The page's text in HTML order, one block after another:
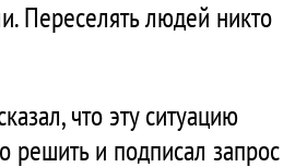
Переселять людей никто
что эту ситуацию
решить и подписал запрос